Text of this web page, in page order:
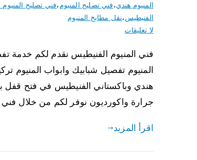
المنيوم هندي،فني تصليح المنيوم،فني تصليح
الفنيطيس،نقل مطابخ المنيوم
لا تعليقات
فني المنيوم الفنيطيس نقدم لكم خدمة
المنيوم تفصيل شبابيك وابواب المنيوم
هندي وباكستاني الفنيطيس في فتح قفل
جرارة واكورديون نوفر لكم من خلال
اقرأ المزيد